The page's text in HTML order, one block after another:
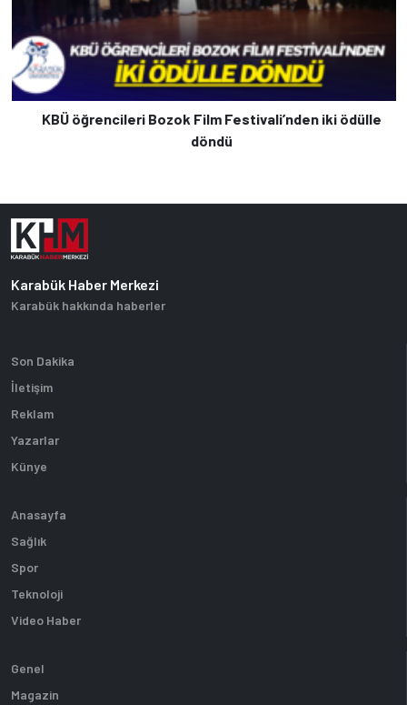
KBÜ öğrencileri Bozok Film Festivali’nden iki ödülle
döndü
Karabük Haber Merkezi
Karabük hakkında haberler
Son Dakika
İletişim
Reklam
Yazarlar
Künye
Anasayfa
Sağlık
Spor
Teknoloji
Video Haber
Genel
Magazin